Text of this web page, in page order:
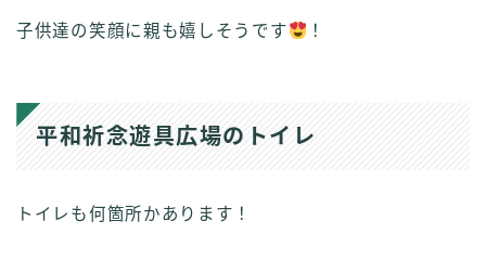
子供達の笑顔に親も嬉しそうです ！
平和祈念遊具広場のトイレ
トイレも何箇所かあります！